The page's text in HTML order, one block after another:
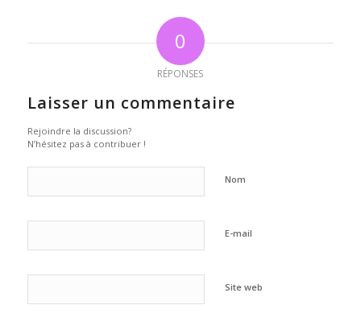
0
RÉPONSES
Laisser un commentaire
Rejoindre la discussion?
N’hésitez pas à contribuer !
Nom
E-mail
Site web